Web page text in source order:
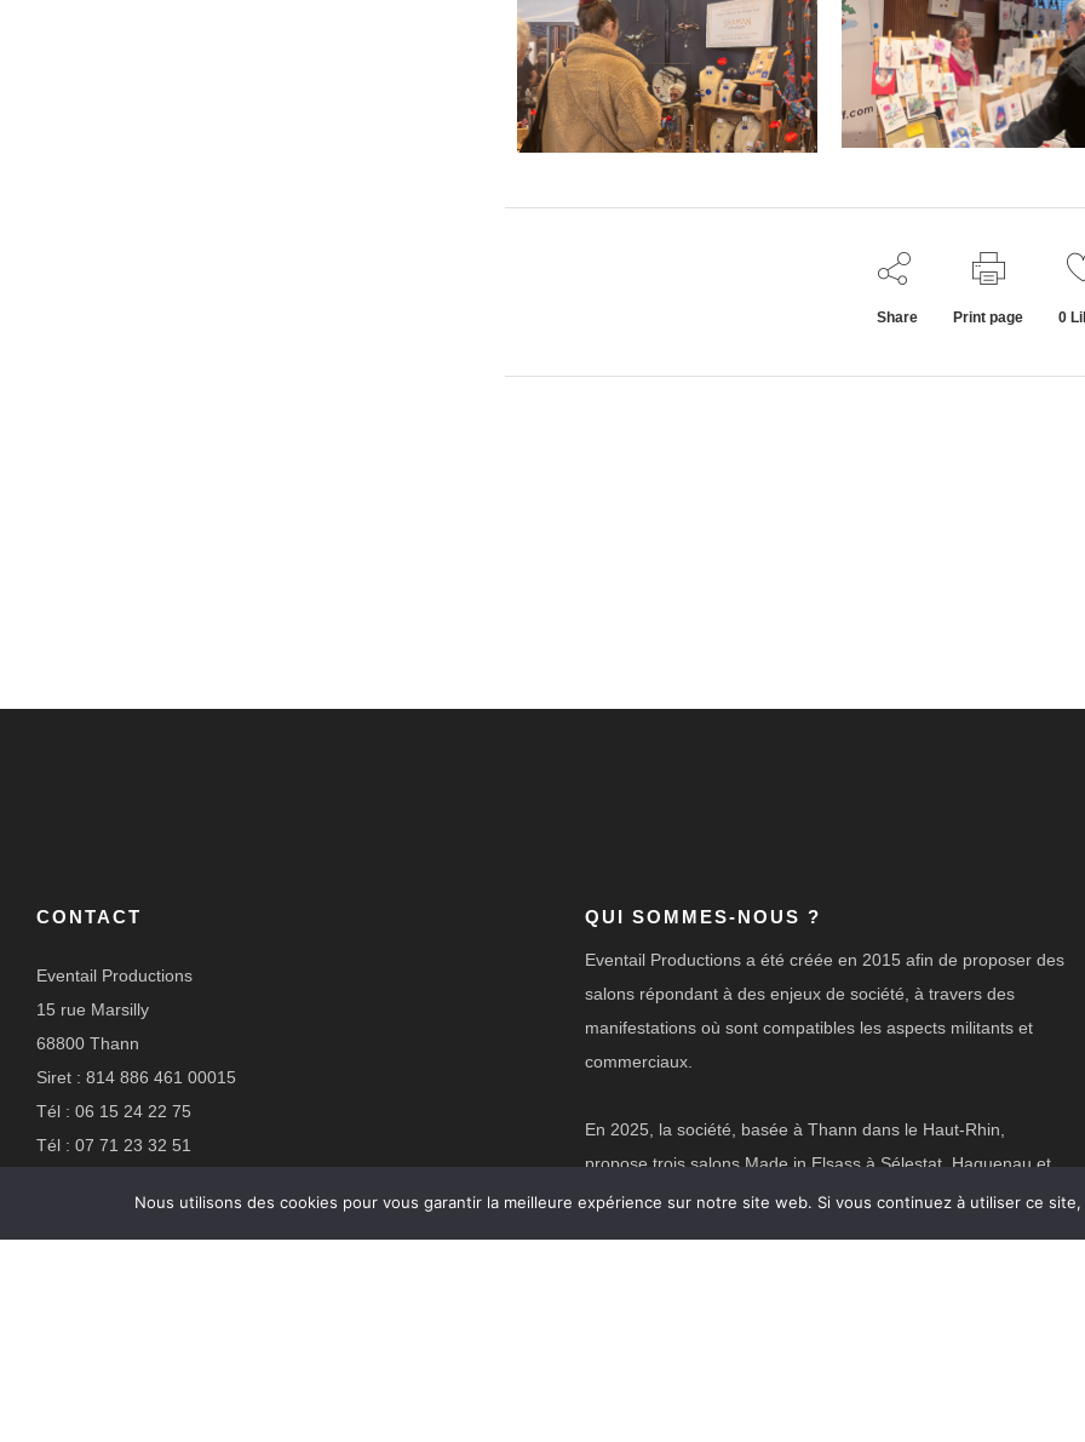
Share Print page 0
CONTACT
Eventail Productions
15 rue Marsilly
68800 Thann
Siret : 814 886 461 00015
Tél : 06 15 24 22 75
Tél : 07 71 23 32 51
Suivez-nous :
QUI SOMMES-NOUS ?
Eventail Productions a été créée en 2015 afin de proposer des
salons répondant à des enjeux de société, à travers des
manifestations où sont compatibles les aspects militants et
commerciaux.
En 2025, la société, basée à Thann dans le Haut-Rhin,
propose trois salons Made in Elsass à Sélestat, Haguenau et
Hésingue. Nous organisons également un espace Made in
Nous utilisons des cookies pour vous garantir la meilleure expérience sur notre site web. Si vous continuez à utiliser ce